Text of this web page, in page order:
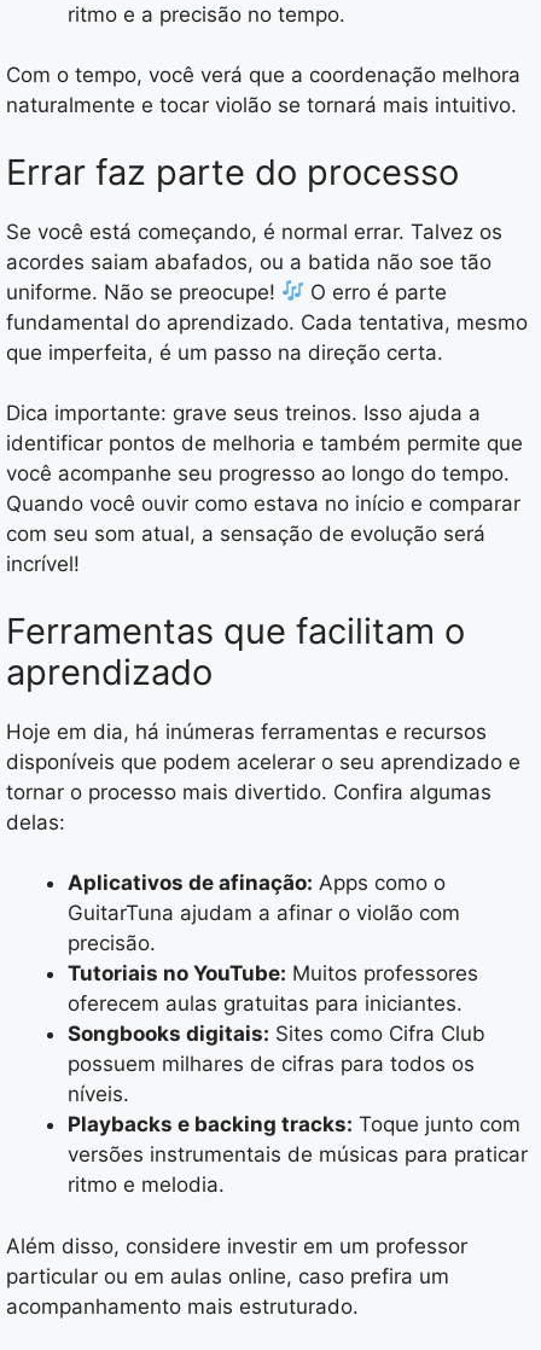
ritmo e a precisão no tempo.
Com o tempo, você verá que a coordenação melhora
naturalmente e tocar violão se tornará mais intuitivo.
Errar faz parte do processo
Se você está começando, é normal errar. Talvez os
acordes saiam abafados, ou a batida não soe tão
uniforme. Não se preocupe!
O erro é parte
fundamental do aprendizado. Cada tentativa, mesmo
que imperfeita, é um passo na direção certa.
Dica importante: grave seus treinos. Isso ajuda a
identificar pontos de melhoria e também permite que
você acompanhe seu progresso ao longo do tempo.
Quando você ouvir como estava no início e comparar
com seu som atual, a sensação de evolução será
incrível!
Ferramentas que facilitam o
aprendizado
Hoje em dia, há inúmeras ferramentas e recursos
disponíveis que podem acelerar o seu aprendizado e
tornar o processo mais divertido. Confira algumas
delas:
Aplicativos de afinação: Apps como o
GuitarTuna ajudam a afinar o violão com
precisão.
Tutoriais no YouTube: Muitos professores
oferecem aulas gratuitas para iniciantes.
Songbooks digitais: Sites como Cifra Club
possuem milhares de cifras para todos os
níveis.
Playbacks e backing tracks: Toque junto com
versões instrumentais de músicas para praticar
ritmo e melodia.
Além disso, considere investir em um professor
particular ou em aulas online, caso prefira um
acompanhamento mais estruturado.